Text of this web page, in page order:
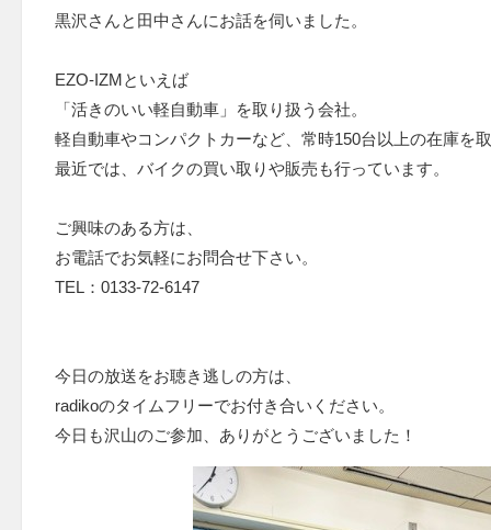
黒沢さんと田中さんにお話を伺いました。
EZO-IZMといえば
「活きのいい軽自動車」を取り扱う会社。
軽自動車やコンパクトカーなど、常時150台以上の在庫を
最近では、バイクの買い取りや販売も行っています。
ご興味のある方は、
お電話でお気軽にお問合せ下さい。
TEL：0133-72-6147
今日の放送をお聴き逃しの方は、
radikoのタイムフリーでお付き合いください。
今日も沢山のご参加、ありがとうございました！